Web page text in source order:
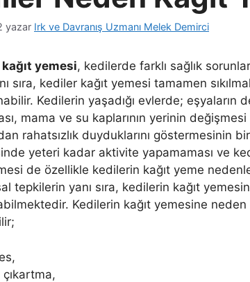
yazar Irk ve Davranış Uzmanı Melek Demirci
yemesi, kedilerde farklı sağlık
sıra, kediler kağıt yemesi tamamen
Kedilerin yaşadığı evlerde; eşyaların
mama ve su kaplarının yerinin
rahatsızlık duyduklarını göstermesinin
yeteri kadar aktivite yapamaması ve
de özellikle kedilerin kağıt yeme
tepkilerin yanı sıra, kedilerin kağıt
Kedilerin kağıt yemesine
çıkartma,